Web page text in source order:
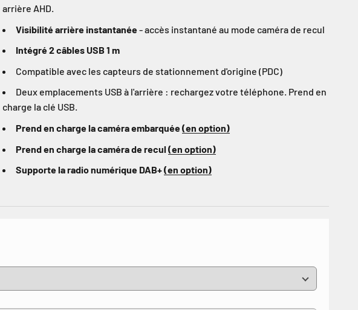
arrière AHD.
Visibilité arrière instantanée- accès instantané au mode caméra de recul
Intégré 2 câbles USB 1 m
Compatible avec les capteurs de stationnement d'origine (PDC)
Deux emplacements USB à l'arrière : rechargez votre téléphone. Prend en
charge la clé USB.
Prend en charge la caméra embarquée(en option)
Prend en charge la caméra de recul (en option)
Supporte la radio numérique DAB+(en option)